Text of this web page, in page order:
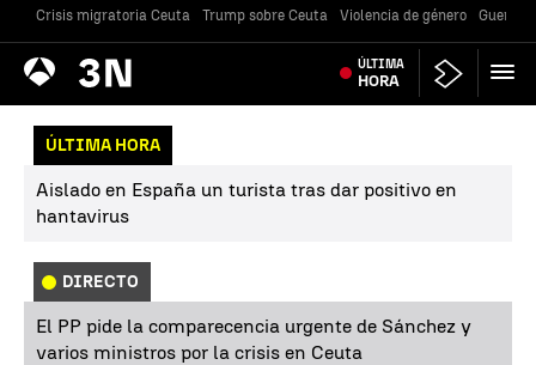
Crisis migratoria Ceuta Trump sobre Ceuta Violencia de género Guerra
Antena
3 Noticias ÚLTIMA
HORA
ÚLTIMA HORA
Aislado en España un turista tras dar positivo en
hantavirus
DIRECTO
El PP pide la comparecencia urgente de Sánchez y
varios ministros por la crisis en Ceuta